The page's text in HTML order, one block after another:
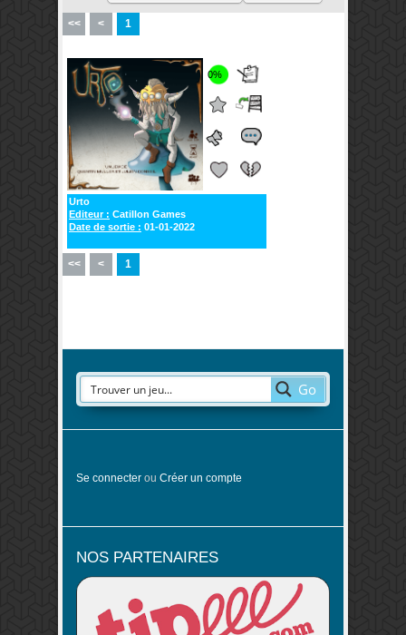
<< < 1
0%
Urto
Editeur : Catillon Games
Date de sortie : 01-01-2022
<< < 1
Go
Se connecter ou Créer un compte
NOS PARTENAIRES